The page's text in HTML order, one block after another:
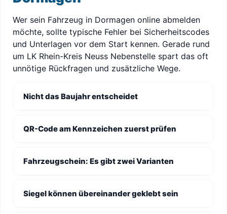
Wer sein Fahrzeug in Dormagen online abmelden
möchte, sollte typische Fehler bei Sicherheitscodes
und Unterlagen vor dem Start kennen. Gerade rund
um LK Rhein-Kreis Neuss Nebenstelle spart das oft
unnötige Rückfragen und zusätzliche Wege.
Nicht das Baujahr entscheidet
QR-Code am Kennzeichen zuerst prüfen
Fahrzeugschein: Es gibt zwei Varianten
Siegel können übereinander geklebt sein